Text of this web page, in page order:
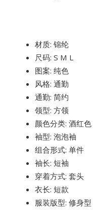
材质: 锦纶
尺码: S M L
图案: 纯色
风格: 通勤
通勤: 简约
领型: 方领
颜色分类: 酒红色
袖型: 泡泡袖
组合形式: 单件
袖长: 短袖
穿着方式: 套头
衣长: 短款
服装版型: 修身型